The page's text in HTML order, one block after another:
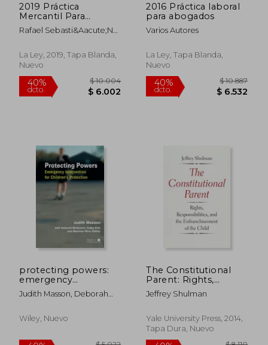
40% $ 19.665 40% $
2019 Práctica
Mercantil Para
Abogados: Los Casos
más Relevantes en
Despachos
Rafael Sebasti&Aacute;N
La Ley, 2019, Tapa Blanda,
Nuevo
2016 Práctica laboral
para abogados
Varios Autores
La Ley, Tapa Blanda,
Nuevo
protecting powers:
emergency
intervention for
children ` s
Judith Masson, Deborah
Wiley, Nuevo
The Constitutional
Parent: Rights,
Responsibilities, and
the Enfranchisement
Inglés)
Jeffrey Shulman
Yale University Press, 2014,
Tapa Dura, Nuevo